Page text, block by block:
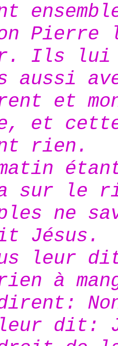
Ils lui
aussi
et
et
rien.
sur le
ne
Jésus.
leur
à
dit: